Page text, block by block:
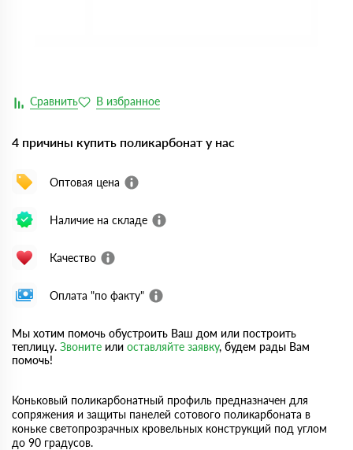
4 причины купить поликарбонат у нас
Оптовая цена
Наличие на складе
Качество
Оплата "по факту"
Мы хотим помочь обустроить Ваш дом или построить
теплицу. Звоните или оставляйте заявку, будем рады Вам
помочь!
Коньковый поликарбонатный профиль предназначен для
сопряжения и защиты панелей сотового поликарбоната в
коньке светопрозрачных кровельных конструкций под углом
до 90 градусов.